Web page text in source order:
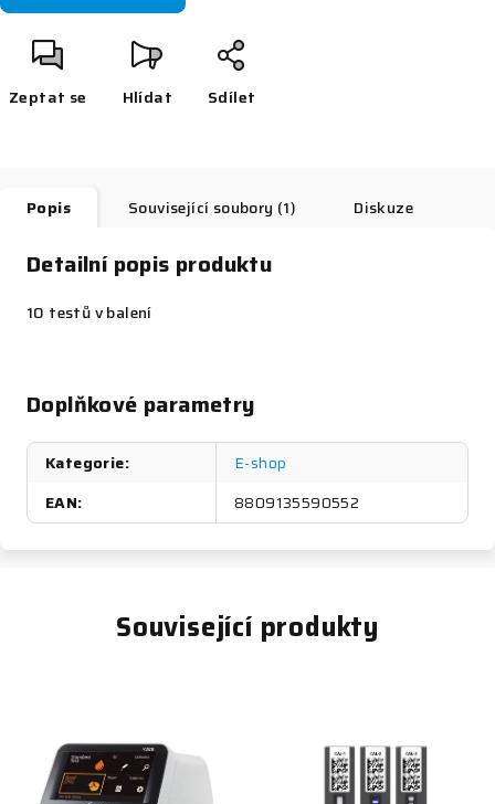
Zeptat se Hlídat Sdílet
Popis Související soubory (1) Diskuze
Detailní popis produktu
10 testů v balení
Doplňkové parametry
Kategorie:
E-shop
EAN: 8809135590552
Související produkty